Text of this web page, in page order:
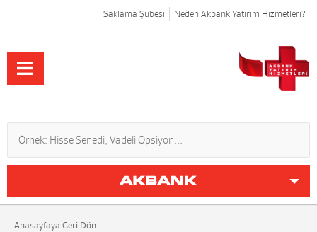
Saklama Şubesi Neden Akbank Yatırım Hizmetleri?
Anasayfaya Geri Dön